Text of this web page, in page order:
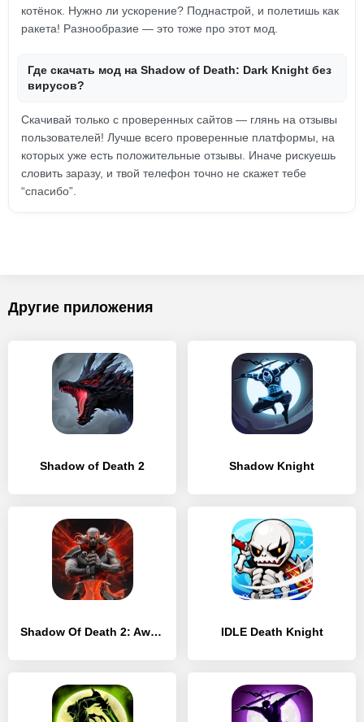
котёнок. Нужно ли ускорение? Поднастрой, и полетишь как
ракета! Разнообразие — это тоже про этот мод.
Где скачать мод на Shadow of Death: Dark Knight без
вирусов?
Скачивай только с проверенных сайтов — глянь на отзывы
пользователей! Лучше всего проверенные платформы, на
которых уже есть положительные отзывы. Иначе рискуешь
словить заразу, и твой телефон точно не скажет тебе
“спасибо”.
Другие приложения
Shadow of Death 2 Shadow Knight
Shadow Of Death 2: Awakening IDLE Death Knight